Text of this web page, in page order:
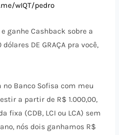
wIQT/pedro
ganhe Cashback sobre a
DE GRAÇA pra você,
no Banco Sofisa com meu
a partir de R$ 1.000,00,
fixa (CDB, LCI ou LCA) sem
nós dois ganhamos R$